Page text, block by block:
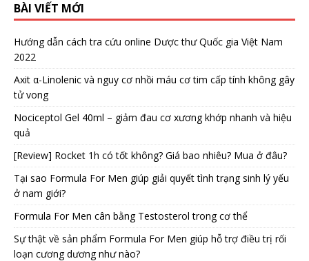
BÀI VIẾT MỚI
Hướng dẫn cách tra cứu online Dược thư Quốc gia Việt Nam
2022
Axit α-Linolenic và nguy cơ nhồi máu cơ tim cấp tính không gây
tử vong
Nociceptol Gel 40ml – giảm đau cơ xương khớp nhanh và hiệu
quả
[Review] Rocket 1h có tốt không? Giá bao nhiêu? Mua ở đâu?
Tại sao Formula For Men giúp giải quyết tình trạng sinh lý yếu
ở nam giới?
Formula For Men cân bằng Testosterol trong cơ thể
Sự thật về sản phẩm Formula For Men giúp hỗ trợ điều trị rối
loạn cương dương như nào?